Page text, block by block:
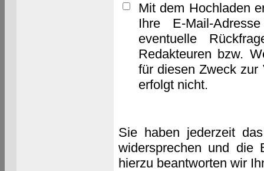
Mit dem Hochladen
Ihre E-Mail-
eventuelle
Redakteuren bzw.
für diesen Zweck zur
erfolgt nicht.
Sie haben jederzeit
widersprechen und die
hierzu beantworten wir